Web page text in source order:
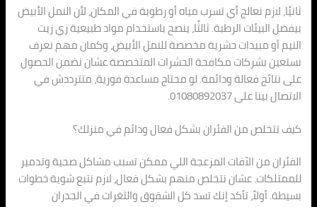
ثانيًا، لازم نعالج أي تسرب مياه أو رطوبة في المكان، لأن النمل الأبيض
بيفضل البيئات الرطبة. ثالثًا، ينصح باستخدام مواد طبيعية زي زيت
النيم أو مبيدات حشرية مخصصة للنمل الأبيض، وكمان مهم نعرف
نستعين بشركات مكافحة الحشرات المتخصصة عشان نضمن الحصول
على نتائج فعالة ودائمة. لو محتاج مساعدة فورية، متترددش في
الاتصال بينا على 01080892037.
كيف تتخلص من الفئران بشكل فعال ودائم في منزلك؟
الفئران من الآفات المزعجة اللي ممكن تسبب مشاكل صحية وتدمير
للممتلكات. عشان نتخلص منهم بشكل فعال، لازم نتبع شوية خطوات
بسيطة. أولاً، تأكد إنك تسد كل الشقوق والثغرات في الجدران